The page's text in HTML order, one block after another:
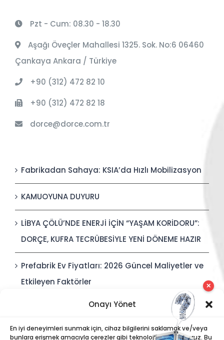
Onayı Yönet
En iyi deneyimleri sunmak için, cihaz bilgilerini saklamak ve/veya
bunlara erişmek amacıyla çerezler gibi teknolojiler kullanıyoruz. Bu
Pzt - Cum: 08.30 - 18.30
Aşağı Öveçler Mahallesi 1325. Sok. No:6 06460
Çankaya Ankara / Türkiye
+90 (312) 472 82 10
+90 (312) 472 82 18
dorce@dorce.com.tr
Fabrikadan Sahaya: KSIA’da Hızlı Mobilizasyon
KAMUOYUNA DUYURU
LİBYA ÇÖLÜ’NDE ENERJİ İÇİN “YAŞAM KORİDORU”:
DORÇE, KUFRA TECRÜBESİYLE YENİ DÖNEME HAZIR
Prefabrik Ev Fiyatları: 2026 Güncel Maliyetler ve
Etkileyen Faktörler
Polis Karakolları: Güvenli, Entegre ve Hızlı İnşa
Edilebilir Kamu Güvenliği Yapıları
✕